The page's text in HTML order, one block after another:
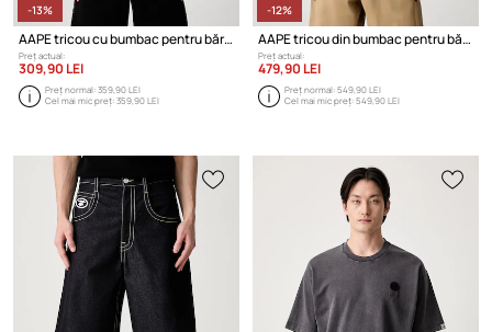
-13%
AAPE tricou cu bumbac pentru bărbați
Preț actual:
309,90 LEI
Preț normal:359,90 LEI
Cel mai mic preț:359,90 LEI
-12%
AAPE tricou din bumbac pentru bărbați
Preț actual:
479,90 LEI
Preț normal:549,90 LEI
Cel mai mic preț:549,90 LEI